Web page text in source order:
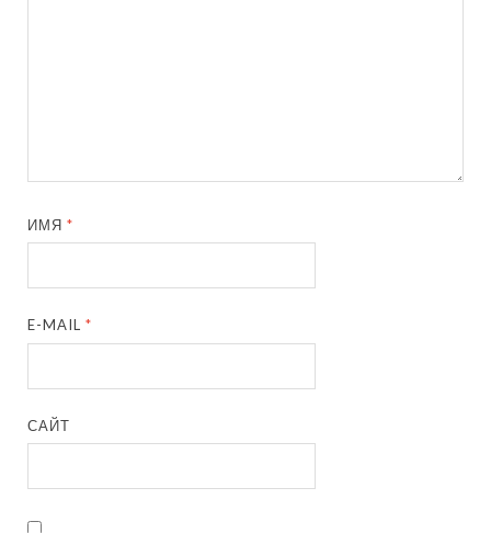
ИМЯ*
E-MAIL*
САЙТ